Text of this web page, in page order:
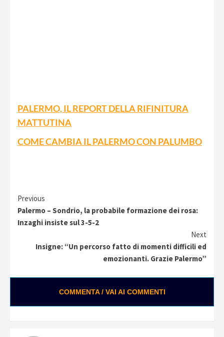
PALERMO, IL REPORT DELLA RIFINITURA
MATTUTINA
COME CAMBIA IL PALERMO CON PALUMBO
Continue
Reading
Previous
Palermo – Sondrio, la probabile formazione dei rosa:
Inzaghi insiste sul 3-5-2
Next
Insigne: “Un percorso fatto di momenti difficili ed
emozionanti. Grazie Palermo”
COMMENTA / VAI AI COMMENTI